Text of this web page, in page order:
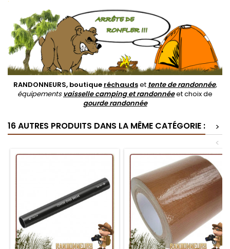
RANDONNEURS, boutique réchaudset tente de randonnée,
équipements vaisselle camping et randonnéeet choix de
gourde randonnée
16 AUTRES PRODUITS DANS LA MÊME CATÉGORIE :
>
<